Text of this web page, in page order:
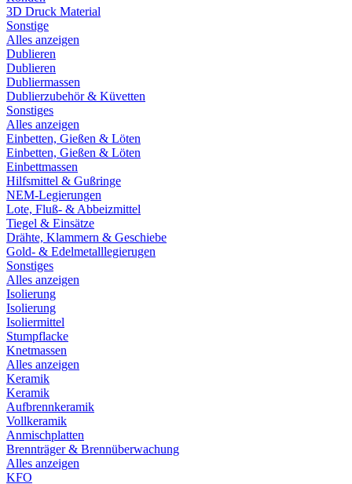
3D Druck Material
Sonstige
Alles anzeigen
Dublieren
Dublieren
Dubliermassen
Dublierzubehör & Küvetten
Sonstiges
Alles anzeigen
Einbetten, Gießen & Löten
Einbetten, Gießen & Löten
Einbettmassen
Hilfsmittel & Gußringe
NEM-Legierungen
Lote, Fluß- & Abbeizmittel
Tiegel & Einsätze
Drähte, Klammern & Geschiebe
Gold- & Edelmetalllegierugen
Sonstiges
Alles anzeigen
Isolierung
Isolierung
Isoliermittel
Stumpflacke
Knetmassen
Alles anzeigen
Keramik
Keramik
Aufbrennkeramik
Vollkeramik
Anmischplatten
Brennträger & Brennüberwachung
Alles anzeigen
KFO